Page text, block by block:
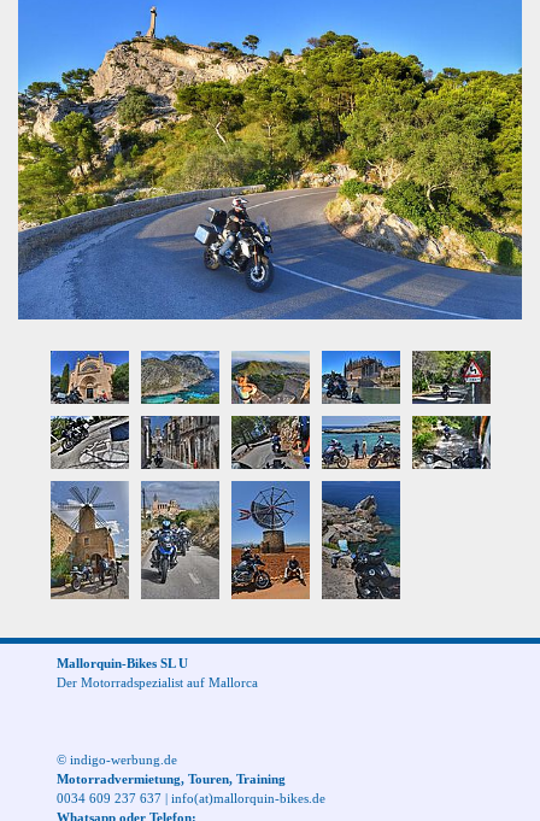
Mallorquin-Bikes SL U
Der Motorradspezialist auf Mallorca
© indigo-werbung.de
Motorradvermietung, Touren, Training
0034 609 237 637 | info(at)mallorquin-bikes.de
Whatsapp oder Telefon: